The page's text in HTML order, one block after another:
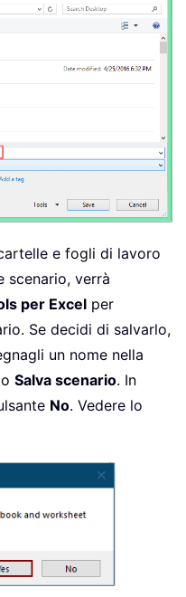
e fogli di lavoro
scenario, verrà
per Excel per
Se decidi di salvarlo,
un nome nella
Salva scenario. In
No. Vedere lo